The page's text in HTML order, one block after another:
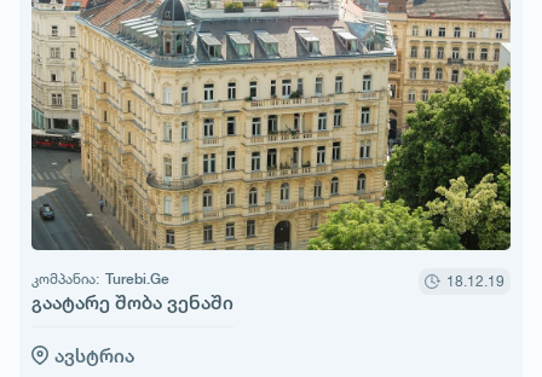
კომპანია: Turebi.Ge
გაატარე შობა ვენაში
18.12.19
ავსტრია